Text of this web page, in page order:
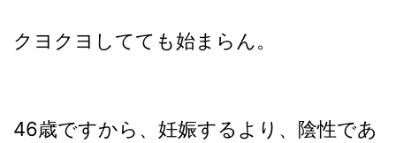
クヨクヨしてても始まらん。
46歳ですから、妊娠するより、陰性であ